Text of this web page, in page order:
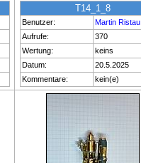
T14_1_8
Benutzer:
Martin Ristau
Aufrufe:
370
Wertung:
keins
Datum:
20.5.2025
Kommentare:
kein(e)